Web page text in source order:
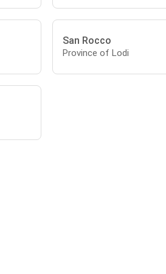
San Rocco
Province of Lodi